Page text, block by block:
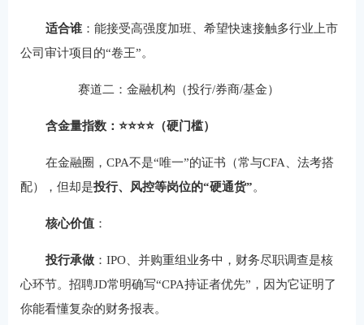
适合谁：能接受高强度加班、希望快速接触多行业上市
公司审计项目的“卷王”。
赛道二：金融机构（投行/券商/基金）
含金量指数：⭐⭐⭐⭐（硬门槛）
在金融圈，CPA不是“唯一”的证书（常与CFA、法考搭
配），但却是投行、风控等岗位的“硬通货”。
核心价值：
投行承做：IPO、并购重组业务中，财务尽职调查是核
心环节。招聘JD常明确写“CPA持证者优先”，因为它证明了
你能看懂复杂的财务报表。